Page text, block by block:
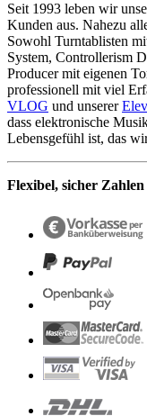
Seit 1993 leben wir
Kunden aus. Nahezu
Sowohl Turntablisten
System, Controllerism
Producer mit eigenen
professionell mit viel
VLOG und unserer
dass elektronische
Lebensgefühl ist, das
Flexibel, sicher